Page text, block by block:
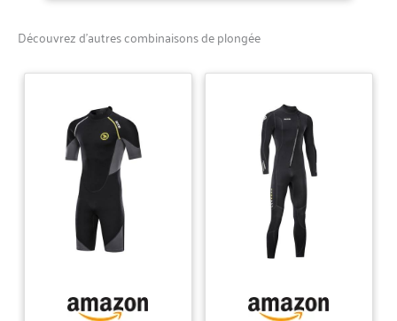
Découvrez d’autres combinaisons de plongée